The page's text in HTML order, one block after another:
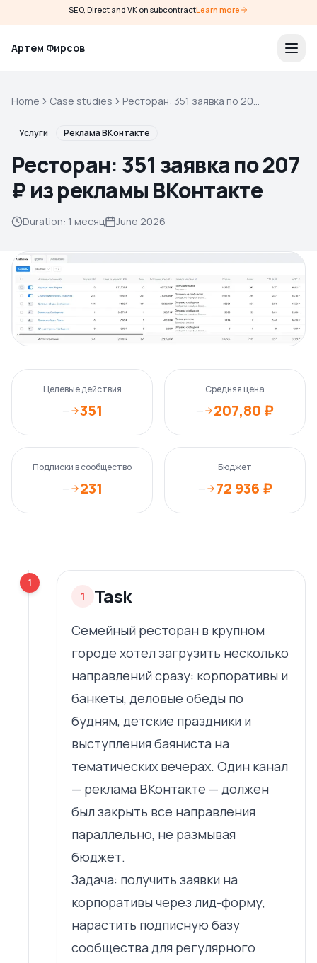
SEO, Direct and VK on subcontractLearn more
Артем Фирсов
Home Case studies
Ресторан: 351 заявка по 207
Услуги Реклама ВКонтакте
Ресторан: 351 заявка по 207
₽ из рекламы ВКонтакте
Duration: 1 месяц June 2026
Целевые действия
— 351
Средняя цена
— 207,80 ₽
Подписки в сообщество
— 231
Бюджет
— 72 936 ₽
1
1 Task
Семейный ресторан в крупном
городе хотел загрузить несколько
направлений сразу: корпоративы и
банкеты, деловые обеды по
будням, детские праздники и
выступления баяниста на
тематических вечерах. Один канал
— реклама ВКонтакте — должен
был закрыть все направления
параллельно, не размывая
бюджет.
Задача: получить заявки на
корпоративы через лид-форму,
нарастить подписную базу
сообщества для регулярного